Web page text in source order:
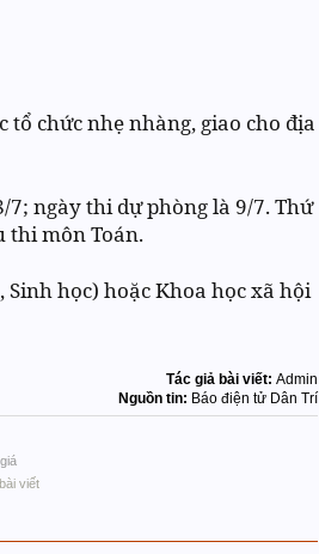
tổ chức nhẹ nhàng, giao cho địa
7; ngày thi dự phòng là 9/7. Thứ
thi môn Toán.
học) hoặc Khoa học xã hội
Tác giả bài viết: Admin
Nguồn tin: Báo điện tử Dân Trí
viết